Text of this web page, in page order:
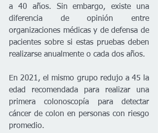
a 40 años. Sin embargo, existe una
diferencia de opinión entre
organizaciones médicas y de defensa de
pacientes sobre si estas pruebas deben
realizarse anualmente o cada dos años.
En 2021, el mismo grupo redujo a 45 la
edad recomendada para realizar una
primera colonoscopía para detectar
cáncer de colon en personas con riesgo
promedio.